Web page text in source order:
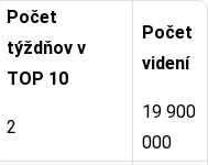
Počet
týždňov v
TOP 10
Počet
videní
2
19 900
000